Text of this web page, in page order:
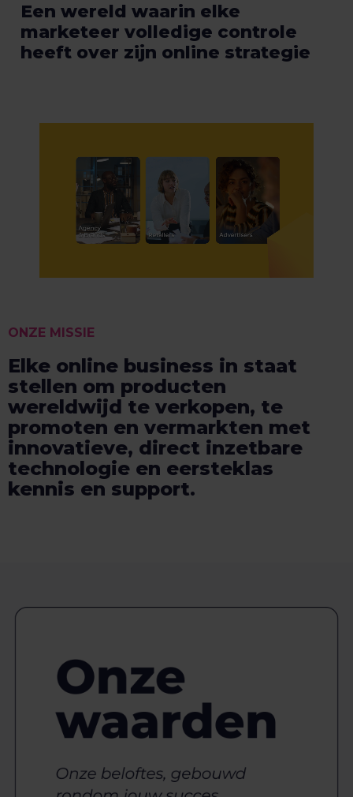
Een wereld waarin elke
marketeer volledige controle
heeft over zijn online strategie
ONZE MISSIE
Elke online business in staat
stellen om producten
wereldwijd te verkopen, te
promoten en vermarkten met
innovatieve, direct inzetbare
technologie en eersteklas
kennis en support.